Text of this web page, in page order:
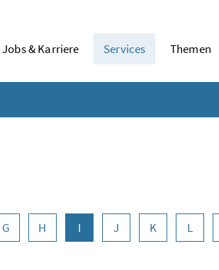
Jobs & Karriere Services Themen
G H I J K L